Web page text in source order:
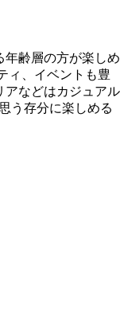
年齢層の方が楽しめ
ィ、イベントも豊
アなどはカジュアル
う存分に楽しめる